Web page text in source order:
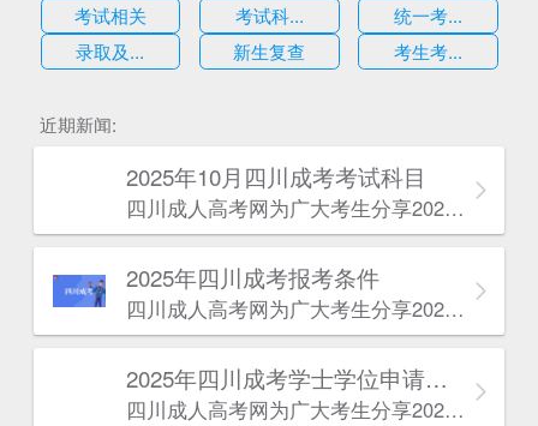
考试相关
考试科...
统一考...
录取及...
新生复查 考生考...
近期新闻:
2025年10月四川成考考试科目
四川成人高考网​为广大考生分享2025年10月四川成考考试科目。为广大在职人员和社会人士提供学历提升的机会。更多四川成考考试信息，欢迎在线访问四川成人高考网。
2025年‌‌‌‌四川成考报考条件
四川成人高考网​为广大考生分享2025年‌‌‌‌四川成考报考条件。为广大在职人员和社会人士提供学历提升的机会。更多四川成考考试信息，欢迎在线访问四川成人高考网。
2025年‌‌‌‌四川成考学士学位申请条件
四川成人高考网​为广大考生分享2025年‌‌‌‌四川成考学士学位申请条件。为广大在职人员和社会人士提供学历提升的机会。更多四川成考考试信息，欢迎在线访问四川成人高考网。